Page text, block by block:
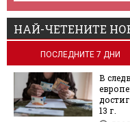
НАЙ-ЧЕТЕНИТЕ
ПОСЛЕДНИТЕ 7 ДНИ
В
13 г.